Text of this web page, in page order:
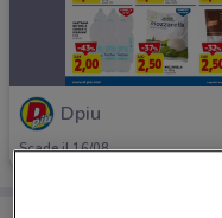
Dpiu
Scade il 16/08